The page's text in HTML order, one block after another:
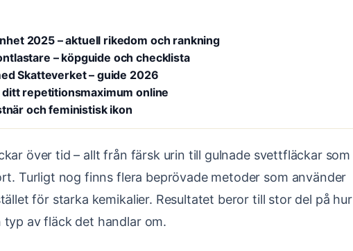
2025 – aktuell rikedom och rankning
– köpguide och checklista
Skatteverket – guide 2026
repetitionsmaximum online
och feministisk ikon
över tid – allt från färsk urin till gulnade svettfläckar som
Turligt nog finns flera beprövade metoder som använder
för starka kemikalier. Resultatet beror till stor del på hur
av fläck det handlar om.